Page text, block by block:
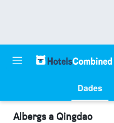
Dades
Albergs a Qingdao